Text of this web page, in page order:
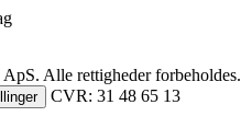
Alle rettigheder forbeholdes.
CVR: 31 48 65 13